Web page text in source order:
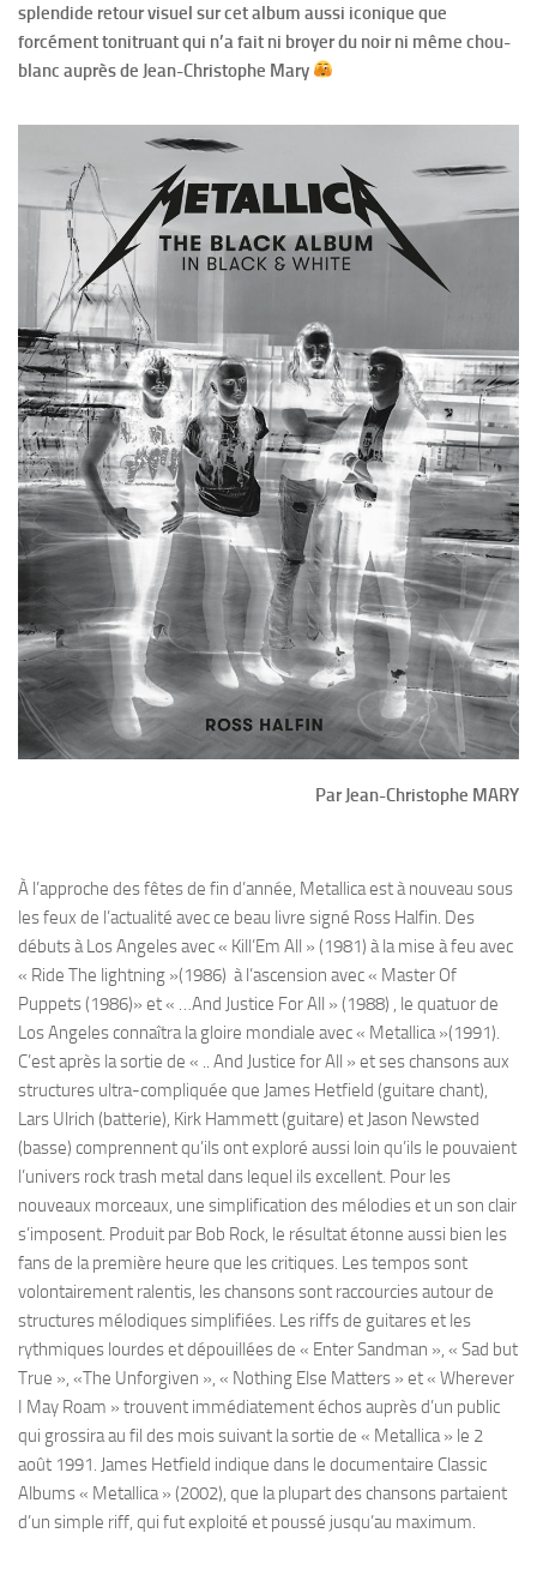
splendide retour visuel sur cet album aussi iconique que
forcément tonitruant qui n’a fait ni broyer du noir ni même chou-
blanc auprès de Jean-Christophe Mary
Par Jean-Christophe MARY
À l’approche des fêtes de fin d’année, Metallica est à nouveau sous
les feux de l’actualité avec ce beau livre signé Ross Halfin. Des
débuts à Los Angeles avec « Kill’Em All » (1981) à la mise à feu avec
« Ride The lightning »(1986) à l’ascension avec « Master Of
Puppets (1986)» et « …And Justice For All » (1988) , le quatuor de
Los Angeles connaîtra la gloire mondiale avec « Metallica »(1991).
C’est après la sortie de « .. And Justice for All » et ses chansons aux
structures ultra-compliquée que James Hetfield (guitare chant),
Lars Ulrich (batterie), Kirk Hammett (guitare) et Jason Newsted
(basse) comprennent qu’ils ont exploré aussi loin qu’ils le pouvaient
l’univers rock trash metal dans lequel ils excellent. Pour les
nouveaux morceaux, une simplification des mélodies et un son clair
s’imposent. Produit par Bob Rock, le résultat étonne aussi bien les
fans de la première heure que les critiques. Les tempos sont
volontairement ralentis, les chansons sont raccourcies autour de
structures mélodiques simplifiées. Les riffs de guitares et les
rythmiques lourdes et dépouillées de « Enter Sandman », « Sad but
True », «The Unforgiven », « Nothing Else Matters » et « Wherever
I May Roam » trouvent immédiatement échos auprès d’un public
qui grossira au fil des mois suivant la sortie de « Metallica » le 2
août 1991. James Hetfield indique dans le documentaire Classic
Albums « Metallica » (2002), que la plupart des chansons partaient
d’un simple riff, qui fut exploité et poussé jusqu’au maximum.